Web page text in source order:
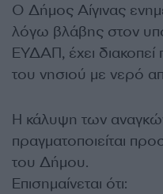
Ο Δήμος Αίγινας
λόγω βλάβης στον
ΕΥΔΑΠ, έχει
του νησιού με νερό
Η κάλυψη των
πραγματοποιείται
του Δήμου.
Επισημαίνεται ότι: